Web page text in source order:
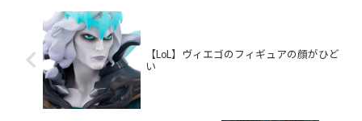
【LoL】ヴィエゴのフィギュアの顔がひど
い